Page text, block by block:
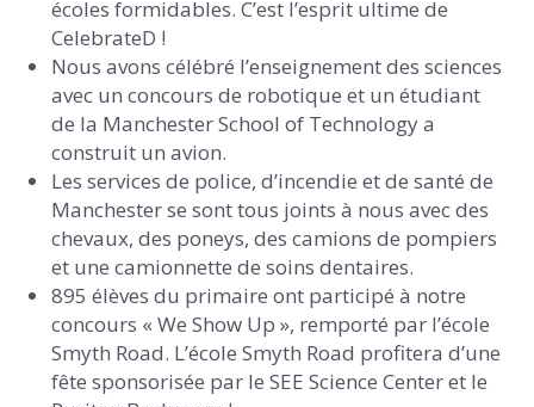
écoles formidables. C’est l’esprit ultime de
CelebrateD !
Nous avons célébré l’enseignement des sciences
avec un concours de robotique et un étudiant
de la Manchester School of Technology a
construit un avion.
Les services de police, d’incendie et de santé de
Manchester se sont tous joints à nous avec des
chevaux, des poneys, des camions de pompiers
et une camionnette de soins dentaires.
895 élèves du primaire ont participé à notre
concours « We Show Up », remporté par l’école
Smyth Road. L’école Smyth Road profitera d’une
fête sponsorisée par le SEE Science Center et le